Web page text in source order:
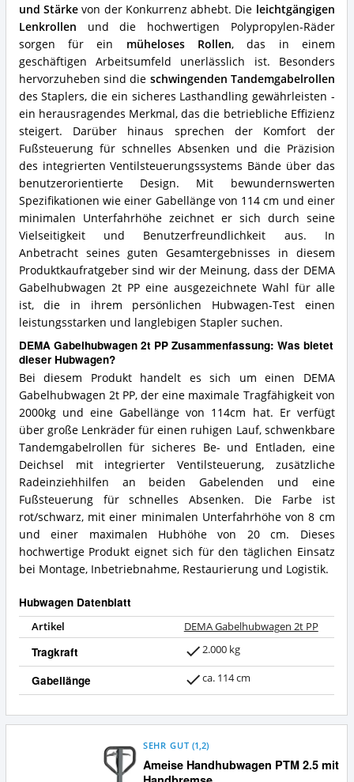
und Stärke von der Konkurrenz abhebt. Die leichtgängigen
Lenkrollen und die hochwertigen Polypropylen-Räder
sorgen für ein müheloses Rollen, das in einem
geschäftigen Arbeitsumfeld unerlässlich ist. Besonders
hervorzuheben sind die schwingenden Tandemgabelrollen
des Staplers, die ein sicheres Lasthandling gewährleisten -
ein herausragendes Merkmal, das die betriebliche Effizienz
steigert. Darüber hinaus sprechen der Komfort der
Fußsteuerung für schnelles Absenken und die Präzision
des integrierten Ventilsteuerungssystems Bände über das
benutzerorientierte Design. Mit bewundernswerten
Spezifikationen wie einer Gabellänge von 114 cm und einer
minimalen Unterfahrhöhe zeichnet er sich durch seine
Vielseitigkeit und Benutzerfreundlichkeit aus. In
Anbetracht seines guten Gesamtergebnisses in diesem
Produktkaufratgeber sind wir der Meinung, dass der DEMA
Gabelhubwagen 2t PP eine ausgezeichnete Wahl für alle
ist, die in ihrem persönlichen Hubwagen-Test einen
leistungsstarken und langlebigen Stapler suchen.
DEMA Gabelhubwagen 2t PP Zusammenfassung: Was bietet
dieser Hubwagen?
Bei diesem Produkt handelt es sich um einen DEMA
Gabelhubwagen 2t PP, der eine maximale Tragfähigkeit von
2000kg und eine Gabellänge von 114cm hat. Er verfügt
über große Lenkräder für einen ruhigen Lauf, schwenkbare
Tandemgabelrollen für sicheres Be- und Entladen, eine
Deichsel mit integrierter Ventilsteuerung, zusätzliche
Radeinziehhilfen an beiden Gabelenden und eine
Fußsteuerung für schnelles Absenken. Die Farbe ist
rot/schwarz, mit einer minimalen Unterfahrhöhe von 8 cm
und einer maximalen Hubhöhe von 20 cm. Dieses
hochwertige Produkt eignet sich für den täglichen Einsatz
bei Montage, Inbetriebnahme, Restaurierung und Logistik.
Hubwagen Datenblatt
Artikel DEMA Gabelhubwagen 2t PP
Tragkraft 2.000 kg
Gabellänge ca. 114 cm
Ameise Handhubwagen PTM 2.5 mit
SEHR GUT (1,2)